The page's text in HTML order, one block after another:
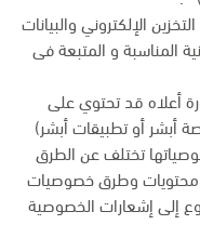
الإلكتروني والبيانات
المناسبة و المتبعة فى
أعلاه قد تحتوي على
أبشر أو تطبيقات أبشر)
تختلف عن الطرق
محتويات وطرق خصوصيات
إلى إشعارات الخصوصية